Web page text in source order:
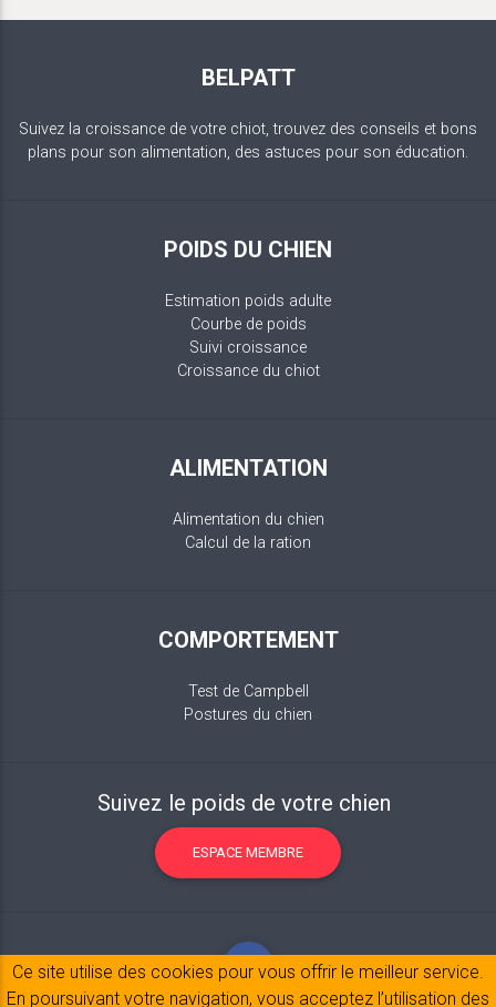
BELPATT
Suivez la croissance de votre chiot, trouvez des conseils et bons
plans pour son alimentation, des astuces pour son éducation.
POIDS DU CHIEN
Estimation poids adulte
Courbe de poids
Suivi croissance
Croissance du chiot
ALIMENTATION
Alimentation du chien
Calcul de la ration
COMPORTEMENT
Test de Campbell
Postures du chien
Suivez le poids de votre chien
ESPACE MEMBRE
Ce site utilise des cookies pour vous offrir le meilleur service.
En poursuivant votre navigation, vous acceptez l’utilisation des